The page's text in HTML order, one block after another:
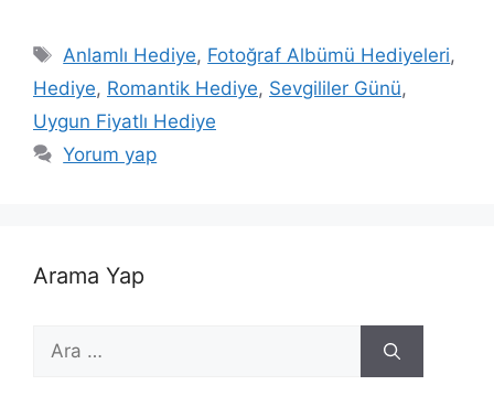
Etiketler
Anlamlı Hediye, Fotoğraf Albümü Hediyeleri,
Hediye, Romantik Hediye, Sevgililer Günü,
Uygun Fiyatlı Hediye
Yorum yap
Arama Yap
için